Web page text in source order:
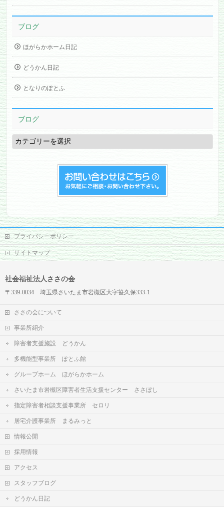
ブログ
ほがらかホーム日記
どうかん日記
となりのぽとふ
ブログ
ブ
ロ
グ
プライバシーポリシー
サイトマップ
社会福祉法人ささの会
〒339-0034 埼玉県さいたま市岩槻区大字笹久保333-1
ささの会について
事業所紹介
障害者支援施設 どうかん
多機能型事業所 ぽとふ館
グループホーム ほがらかホーム
さいたま市岩槻区障害者生活支援センター ささぼし
指定障害者相談支援事業所 セロリ
居宅介護事業所 まるみっと
情報公開
採用情報
アクセス
スタッフブログ
どうかん日記